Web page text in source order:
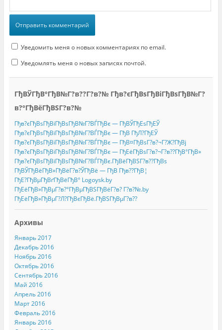
Уведомить меня о новых комментариях по email.
Уведомлять меня о новых записях почтой.
ГђВЎГђВ°ГђВ№Г?в??Г?в?№ Гђв?єГђВѕГђВіГђВѕГђВ№Г?
в?°ГђВёГђВЅГ?в?№
Гђв?єГђВѕГђВіГђВѕГђВ№Г?ВЃГђВє — ГђВЎГђЕѕГђЕЎ
Гђв?єГђВѕГђВіГђВѕГђВ№Г?ВЃГђВє — ГђВ ГђЛ?ГђЕЎ
Гђв?єГђВѕГђВіГђВѕГђВ№Г?ВЃГђВє — ГђВ¤ГђВѕГ?в?¬Г?Ж?ГђВј
Гђв?єГђВѕГђВіГђВѕГђВ№Г?ВЃГђВє — ГђЕёГђВѕГ?в?¬Г?в??ГђВ°ГђВ»
Гђв?єГђВѕГђВіГђВѕГђВ№Г?ВЃГђВє.ГђВёГђВЅГ?в??ГђВѕ
ГђВЎГђВёГђВ»ГђВёГ?в?ЎГђВё — ГђВ Гђв??ГђВ¦
ГђЕ?ГђВµГђВґГђВёГђВ° Logoysk.by
ГђЕёГђВ»ГђВµГ?в?°ГђВµГђВЅГђВёГ?в? Г?в?№.by
ГђЕёГђВ»ГђВµГ?Л?ГђВєГђВё.ГђВЅГђВµГ?в??
Архивы
Январь 2017
Декабрь 2016
Ноябрь 2016
Октябрь 2016
Сентябрь 2016
Май 2016
Апрель 2016
Март 2016
Февраль 2016
Январь 2016